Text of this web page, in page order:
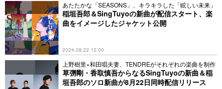
あたたかな「SEASONS」、キラキラした「眩しい未来」
稲垣吾郎＆SingTuyoの新曲が配信スタート、楽
曲をイメージしたジャケット公開
2024.08.22 12:00
上野樹里×和田唱夫妻、TENDREがそれぞれの楽曲を制作
草彅剛・香取慎吾からなるSingTuyoの新曲＆稲
垣吾郎のソロ新曲が8月22日同時配信リリース